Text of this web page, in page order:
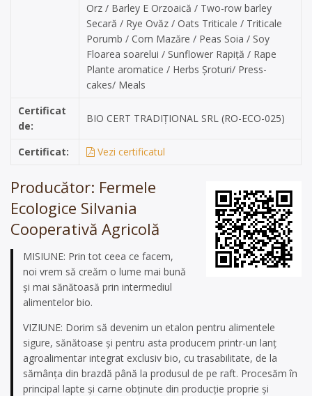
Orz / Barley E Orzoaică / Two-row barley
Secară / Rye Ovăz / Oats Triticale / Triticale
Porumb / Corn Mazăre / Peas Soia / Soy
Floarea soarelui / Sunflower Rapiță / Rape
Plante aromatice / Herbs Șroturi/ Press-
cakes/ Meals
Certificat
de:
BIO CERT TRADIȚIONAL SRL (RO-ECO-025)
Certificat: Vezi certificatul
Producător: Fermele
Ecologice Silvania
Cooperativă Agricolă
MISIUNE: Prin tot ceea ce facem,
noi vrem să creăm o lume mai bună
şi mai sănătoasă prin intermediul
alimentelor bio.
VIZIUNE: Dorim să devenim un etalon pentru alimentele
sigure, sănătoase şi pentru asta producem printr-un lanţ
agroalimentar integrat exclusiv bio, cu trasabilitate, de la
sămânţa din brazdă până la produsul de pe raft. Procesăm în
principal lapte şi carne obţinute din producţie proprie şi